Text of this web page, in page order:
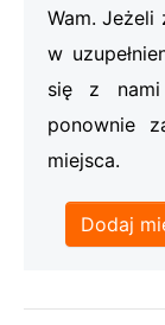
Wam.
w
się z
ponownie
miejsca.
Dodaj